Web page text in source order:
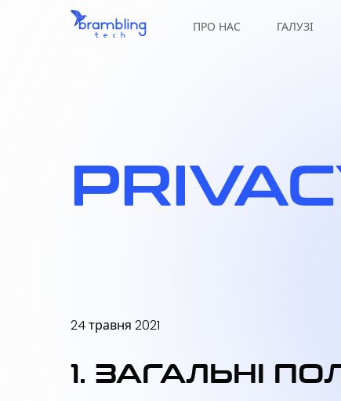
ПРО НАС ГАЛУЗІ
24 травня 2021
1. ЗАГАЛЬНІ